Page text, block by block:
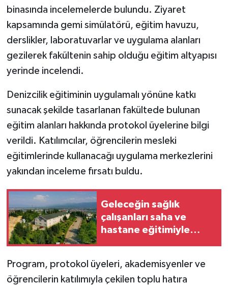
binasında incelemelerde bulundu. Ziyaret
kapsamında gemi simülatörü, eğitim havuzu,
derslikler, laboratuvarlar ve uygulama alanları
gezilerek fakültenin sahip olduğu eğitim altyapısı
yerinde incelendi.
Denizcilik eğitiminin uygulamalı yönüne katkı
sunacak şekilde tasarlanan fakültede bulunan
eğitim alanları hakkında protokol üyelerine bilgi
verildi. Katılımcılar, öğrencilerin mesleki
eğitimlerinde kullanacağı uygulama merkezlerini
yakından inceleme fırsatı buldu.
Geleceğin sağlık
çalışanları saha ve
hastane eğitimiyle
Program, protokol üyeleri, akademisyenler ve
öğrencilerin katılımıyla çekilen toplu hatıra